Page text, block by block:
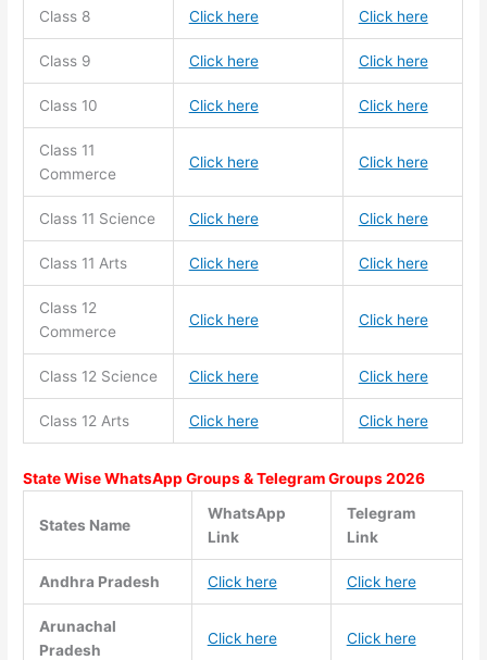
Class 8 Click here Click here
Class 9 Click here Click here
Class 10 Click here Click here
Class 11
Commerce
Click here Click here
Class 11 Science Click here Click here
Class 11 Arts Click here Click here
Class 12
Commerce
Click here Click here
Class 12 Science Click here Click here
Class 12 Arts Click here Click here
State Wise WhatsApp Groups & Telegram Groups 2026
States Name
WhatsApp
Link
Telegram
Link
Andhra Pradesh Click here Click here
Arunachal
Pradesh
Click here Click here